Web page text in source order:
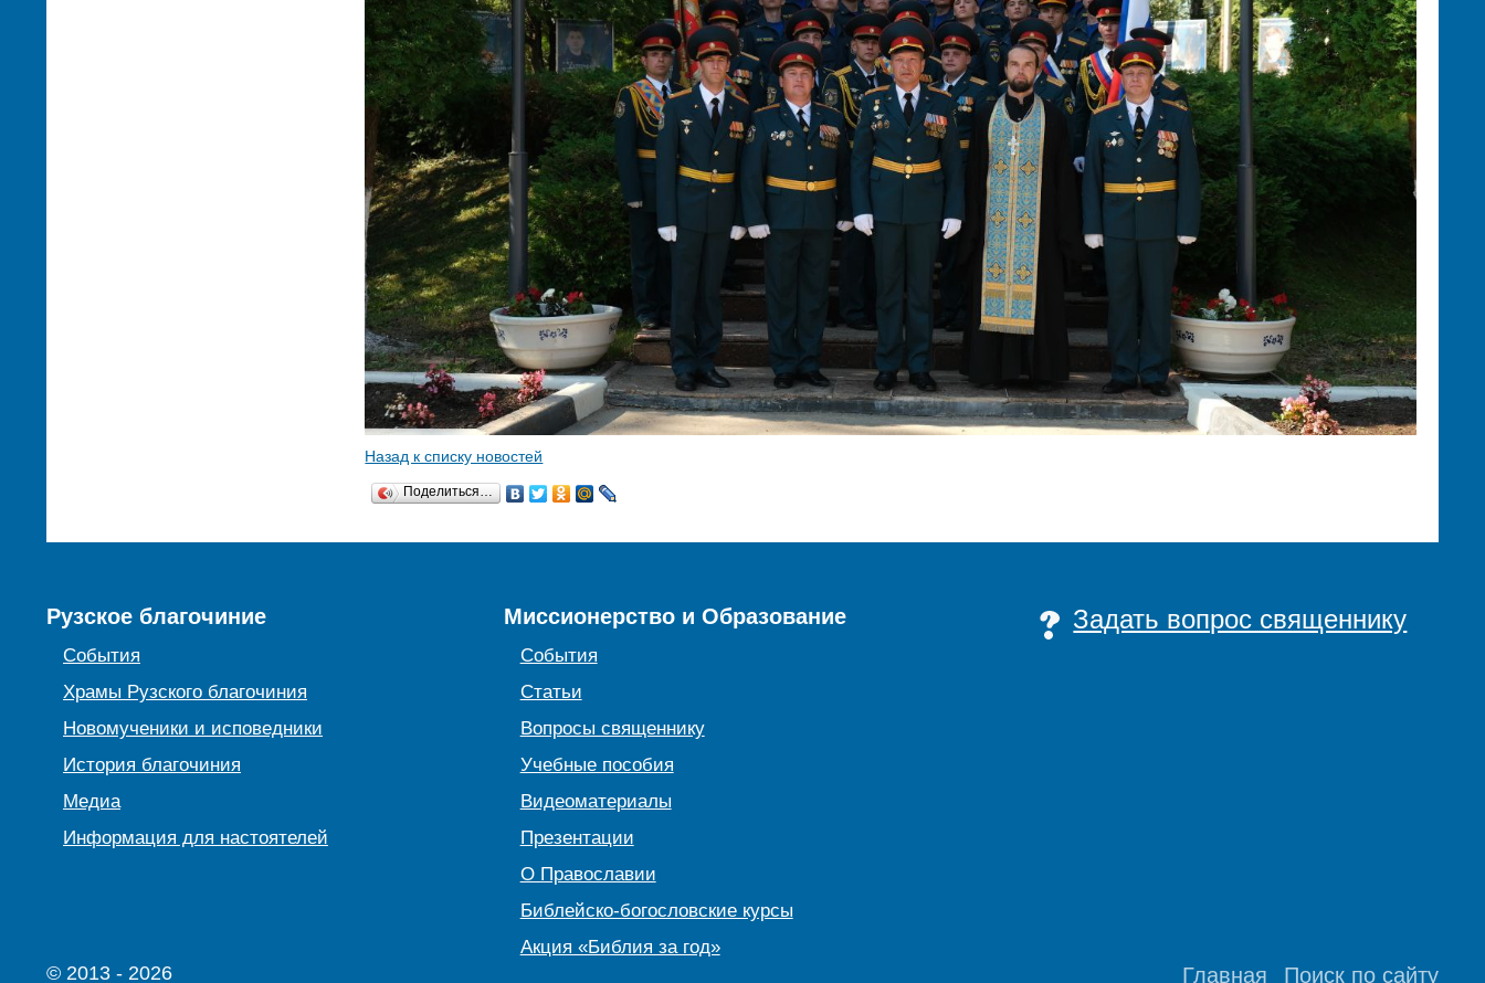
Назад к списку новостей
Поделиться…
Рузское благочиние
События
Храмы Рузского благочиния
Новомученики и исповедники
История благочиния
Медиа
Информация для настоятелей
Миссионерство и Образование
События
Статьи
Вопросы священнику
Учебные пособия
Видеоматериалы
Презентации
О Православии
Библейско-богословские курсы
Акция «Библия за год»
Задать вопрос священнику
© 2013 - 2026 Главная Поиск по сайту